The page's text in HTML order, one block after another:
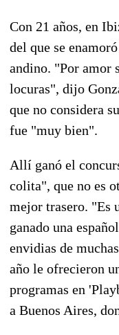
Con 21 años, en
del que se
andino. "Por amor
locuras", dijo
que no considera
fue "muy bien".
Allí ganó el
colita", que no es
mejor trasero. "Es
ganado una
envidias de
año le ofrecieron
programas en
a Buenos Aires,